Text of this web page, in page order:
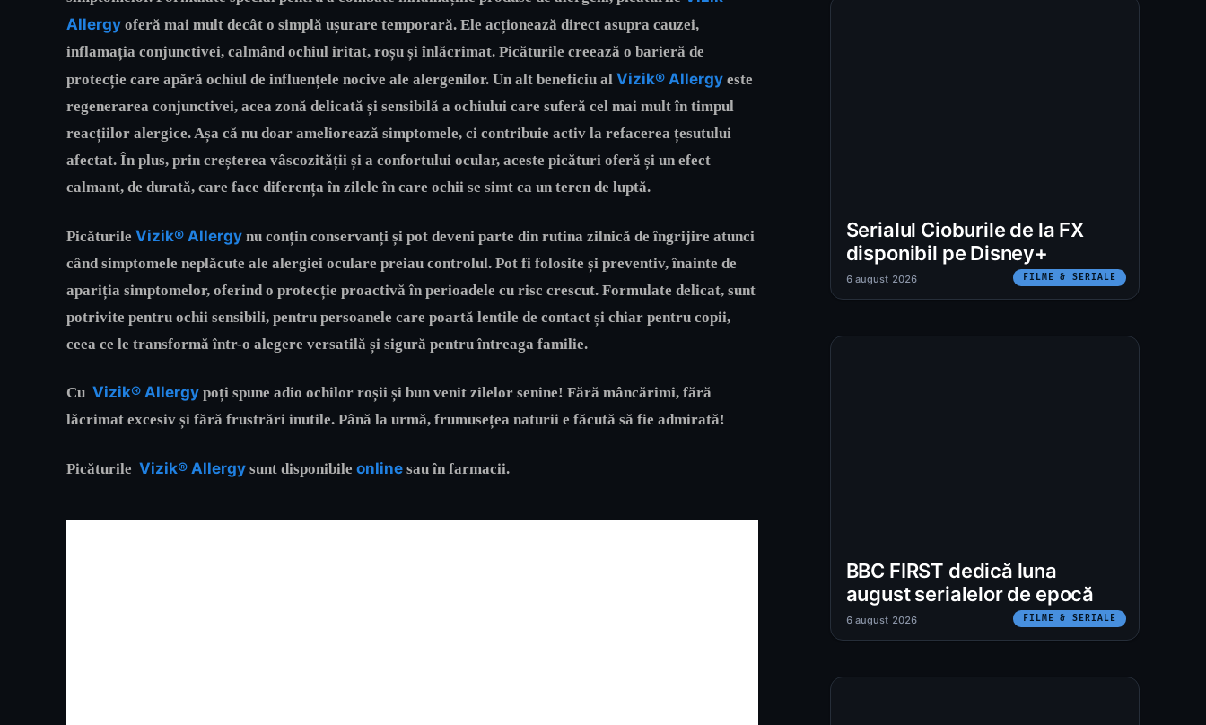
Allergy oferă mai mult decât o simplă ușurare temporară. Ele acționează direct asupra cauzei,
inflamația conjunctivei, calmând ochiul iritat, roșu și înlăcrimat. Picăturile creează o barieră de
protecție care apără ochiul de influențele nocive ale alergenilor. Un alt beneficiu al Vizik® Allergy este
regenerarea conjunctivei, acea zonă delicată și sensibilă a ochiului care suferă cel mai mult în timpul
reacțiilor alergice. Așa că nu doar ameliorează simptomele, ci contribuie activ la refacerea țesutului
afectat. În plus, prin creșterea vâscozității și a confortului ocular, aceste picături oferă și un efect
calmant, de durată, care face diferența în zilele în care ochii se simt ca un teren de luptă.
Picăturile Vizik® Allergy nu conțin conservanți și pot deveni parte din rutina zilnică de îngrijire atunci
când simptomele neplăcute ale alergiei oculare preiau controlul. Pot fi folosite și preventiv, înainte de
apariția simptomelor, oferind o protecție proactivă în perioadele cu risc crescut. Formulate delicat, sunt
potrivite pentru ochii sensibili, pentru persoanele care poartă lentile de contact și chiar pentru copii,
ceea ce le transformă într-o alegere versatilă și sigură pentru întreaga familie.
Cu Vizik® Allergy poți spune adio ochilor roșii și bun venit zilelor senine! Fără mâncărimi, fără
lăcrimat excesiv și fără frustrări inutile. Până la urmă, frumusețea naturii e făcută să fie admirată!
Picăturile Vizik® Allergy sunt disponibile online sau în farmacii.
Serialul Cioburile de la FX
disponibil pe Disney+
FILME & SERIALE
6 august 2026
BBC FIRST dedică luna
august serialelor de epocă
FILME & SERIALE
6 august 2026